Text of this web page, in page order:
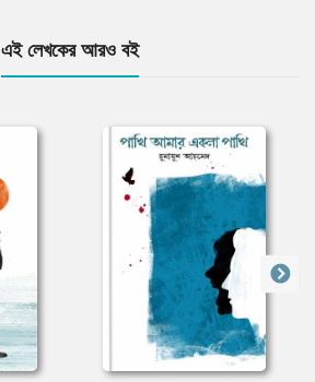
এই লেখকের আরও বই